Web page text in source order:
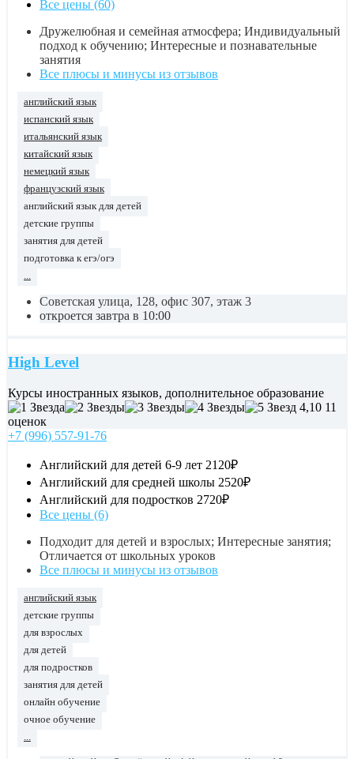
Все цены (60)
Дружелюбная и семейная атмосфера; Индивидуальный
подход к обучению; Интересные и познавательные
занятия
Все плюсы и минусы из отзывов
английский язык
испанский язык
итальянский язык
китайский язык
немецкий язык
французский язык
английский язык для детей
детские группы
занятия для детей
подготовка к егэ/огэ
...
Советская улица, 128, офис 307, этаж 3
откроется завтра в 10:00
High Level
Курсы иностранных языков, дополнительное образование
4,10 11
оценок
+7 (996) 557-91-76
Английский для детей 6-9 лет 2120₽
Английский для средней школы 2520₽
Английский для подростков 2720₽
Все цены (6)
Подходит для детей и взрослых; Интересные занятия;
Отличается от школьных уроков
Все плюсы и минусы из отзывов
английский язык
детские группы
для взрослых
для детей
для подростков
занятия для детей
онлайн обучение
очное обучение